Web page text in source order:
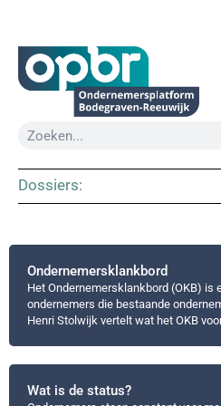
Dossiers:
Ondernemersklankbord
Het Ondernemersklankbord (OKB) is
ondernemers die bestaande
Henri Stolwijk vertelt wat het OKB
Wat is de status?